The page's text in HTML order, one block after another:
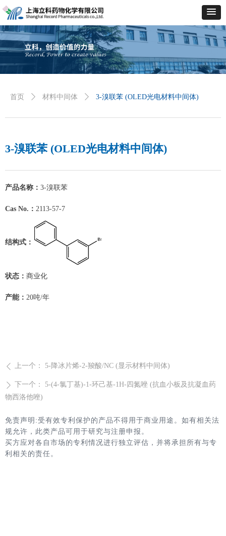
首页 ꄲ 材料中间体 ꄲ 3-溴联苯 (OLED光电材料中间体)
3-溴联苯 (OLED光电材料中间体)
ꄴ 上一个： 5-降冰片烯-2-羧酸/NC (显示材料中间体)
ꄲ 下一个：
5-(4-氯丁基)-1-环己基-1H-四氮唑 (抗血小板及抗凝血药
物西洛他唑)
产品名称： 3-溴联苯
Cas No.： 2113-57-7
结构式：
状态： 商业化
产能： 20吨/年
免责声明:受有效专利保护的产品不得用于商业用途。如有相关法
规允许，此类产品可用于研究与注册申报。
买方应对各自市场的专利情况进行独立评估，并将承担所有与专
利相关的责任。